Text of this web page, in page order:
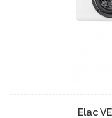
Elac